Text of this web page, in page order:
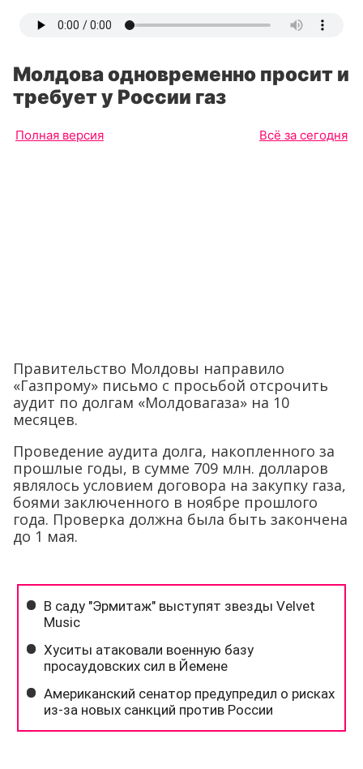
Молдова одновременно просит и
требует у России газ
Полная версия Всё за сегодня
Правительство Молдовы направило
«Газпрому» письмо с просьбой отсрочить
аудит по долгам «Молдовагаза» на 10
месяцев.
Проведение аудита долга, накопленного за
прошлые годы, в сумме 709 млн. долларов
являлось условием договора на закупку газа,
боями заключенного в ноябре прошлого
года. Проверка должна была быть закончена
до 1 мая.